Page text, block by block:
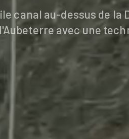
canal au-dessus de la
avec une